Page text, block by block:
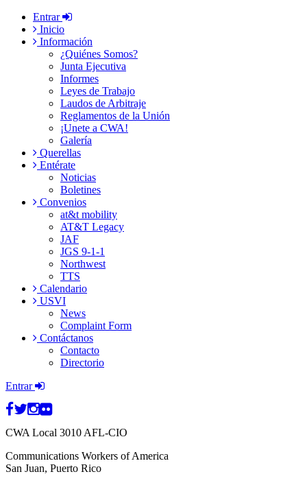
Entrar
Inicio
Información
¿Quiénes Somos?
Junta Ejecutiva
Informes
Leyes de Trabajo
Laudos de Arbitraje
Reglamentos de la Unión
¡Unete a CWA!
Galería
Querellas
Entérate
Noticias
Boletines
Convenios
at&t mobility
AT&T Legacy
JAF
JGS 9-1-1
Northwest
TTS
Calendario
USVI
News
Complaint Form
Contáctanos
Contacto
Directorio
Entrar
CWA Local 3010 AFL-CIO
Communications Workers of America
San Juan, Puerto Rico